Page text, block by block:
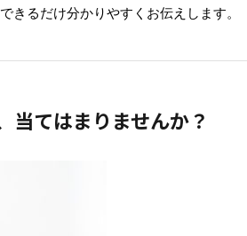
きるだけ分かりやすくお伝えします。
当てはまりませんか？